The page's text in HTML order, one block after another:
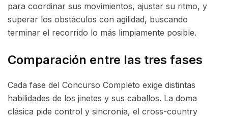
para coordinar sus movimientos, ajustar su ritmo, y
superar los obstáculos con agilidad, buscando
terminar el recorrido lo más limpiamente posible.
Comparación entre las tres fases
Cada fase del Concurso Completo exige distintas
habilidades de los jinetes y sus caballos. La doma
clásica pide control y sincronía, el cross-country